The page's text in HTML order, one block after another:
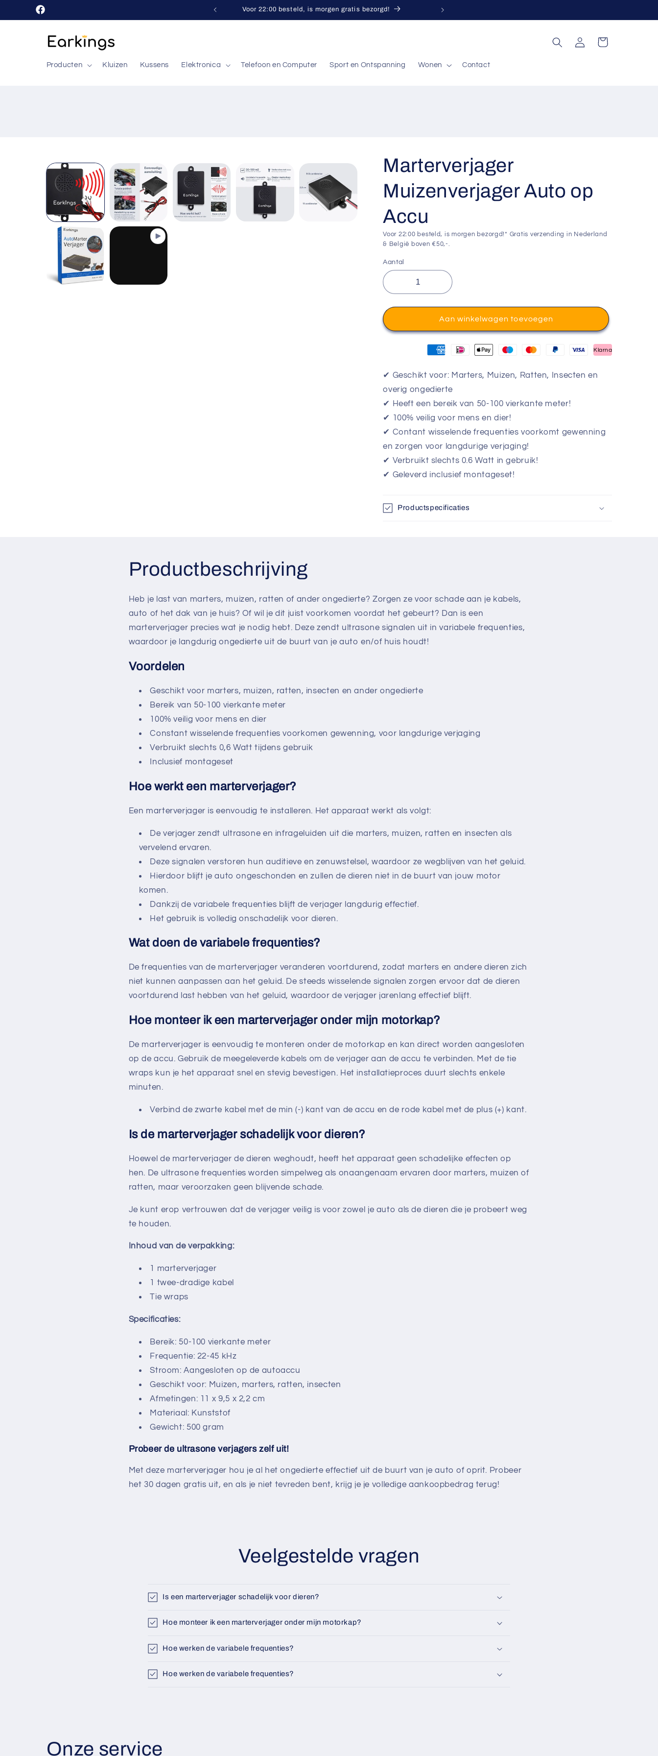
naar de
content
Facebook
Voor 22:00 besteld, is morgen gratis bezorgd!
Producten Kluizen Kussens Elektronica Telefoon en Computer Sport en Ontspanning Wonen Contact
InloggenWinkelwagen
productinformatie
Marterverjager
Muizenverjager Auto op
Accu
Voor 22:00 besteld, is morgen bezorgd!* Gratis verzending in Nederland
& België boven €50,-.
Aantal
Aan winkelwagen toevoegen
Klarna
✔ Geschikt voor: Marters, Muizen, Ratten, Insecten en
overig ongedierte
✔ Heeft een bereik van 50-100 vierkante meter!
✔ 100% veilig voor mens en dier!
✔ Contant wisselende frequenties voorkomt gewenning
en zorgen voor langdurige verjaging!
✔ Verbruikt slechts 0.6 Watt in gebruik!
✔ Geleverd inclusief montageset!
Productspecificaties
Productbeschrijving
Heb je last van marters, muizen, ratten of ander ongedierte? Zorgen ze voor schade aan je kabels,
auto of het dak van je huis? Of wil je dit juist voorkomen voordat het gebeurt? Dan is een
marterverjager precies wat je nodig hebt. Deze zendt ultrasone signalen uit in variabele frequenties,
waardoor je langdurig ongedierte uit de buurt van je auto en/of huis houdt!
Voordelen
Geschikt voor marters, muizen, ratten, insecten en ander ongedierte
Bereik van 50-100 vierkante meter
100% veilig voor mens en dier
Constant wisselende frequenties voorkomen gewenning, voor langdurige verjaging
Verbruikt slechts 0,6 Watt tijdens gebruik
Inclusief montageset
Hoe werkt een marterverjager?
Een marterverjager is eenvoudig te installeren. Het apparaat werkt als volgt:
De verjager zendt ultrasone en infrageluiden uit die marters, muizen, ratten en insecten als
vervelend ervaren.
Deze signalen verstoren hun auditieve en zenuwstelsel, waardoor ze wegblijven van het geluid.
Hierdoor blijft je auto ongeschonden en zullen de dieren niet in de buurt van jouw motor
komen.
Dankzij de variabele frequenties blijft de verjager langdurig effectief.
Het gebruik is volledig onschadelijk voor dieren.
Wat doen de variabele frequenties?
De frequenties van de marterverjager veranderen voortdurend, zodat marters en andere dieren zich
niet kunnen aanpassen aan het geluid. De steeds wisselende signalen zorgen ervoor dat de dieren
voortdurend last hebben van het geluid, waardoor de verjager jarenlang effectief blijft.
Hoe monteer ik een marterverjager onder mijn motorkap?
De marterverjager is eenvoudig te monteren onder de motorkap en kan direct worden aangesloten
op de accu. Gebruik de meegeleverde kabels om de verjager aan de accu te verbinden. Met de tie
wraps kun je het apparaat snel en stevig bevestigen. Het installatieproces duurt slechts enkele
minuten.
Verbind de zwarte kabel met de min (-) kant van de accu en de rode kabel met de plus (+) kant.
Is de marterverjager schadelijk voor dieren?
Hoewel de marterverjager de dieren weghoudt, heeft het apparaat geen schadelijke effecten op
hen. De ultrasone frequenties worden simpelweg als onaangenaam ervaren door marters, muizen of
ratten, maar veroorzaken geen blijvende schade.
Je kunt erop vertrouwen dat de verjager veilig is voor zowel je auto als de dieren die je probeert weg
te houden.
Inhoud van de verpakking:
1 marterverjager
1 twee-dradige kabel
Tie wraps
Specificaties:
Bereik: 50-100 vierkante meter
Frequentie: 22-45 kHz
Stroom: Aangesloten op de autoaccu
Geschikt voor: Muizen, marters, ratten, insecten
Afmetingen: 11 x 9,5 x 2,2 cm
Materiaal: Kunststof
Gewicht: 500 gram
Probeer de ultrasone verjagers zelf uit!
Met deze marterverjager hou je al het ongedierte effectief uit de buurt van je auto of oprit. Probeer
het 30 dagen gratis uit, en als je niet tevreden bent, krijg je je volledige aankoopbedrag terug!
Veelgestelde vragen
Is een marterverjager schadelijk voor dieren?
Hoe monteer ik een marterverjager onder mijn motorkap?
Hoe werken de variabele frequenties?
Hoe werken de variabele frequenties?
Onze service